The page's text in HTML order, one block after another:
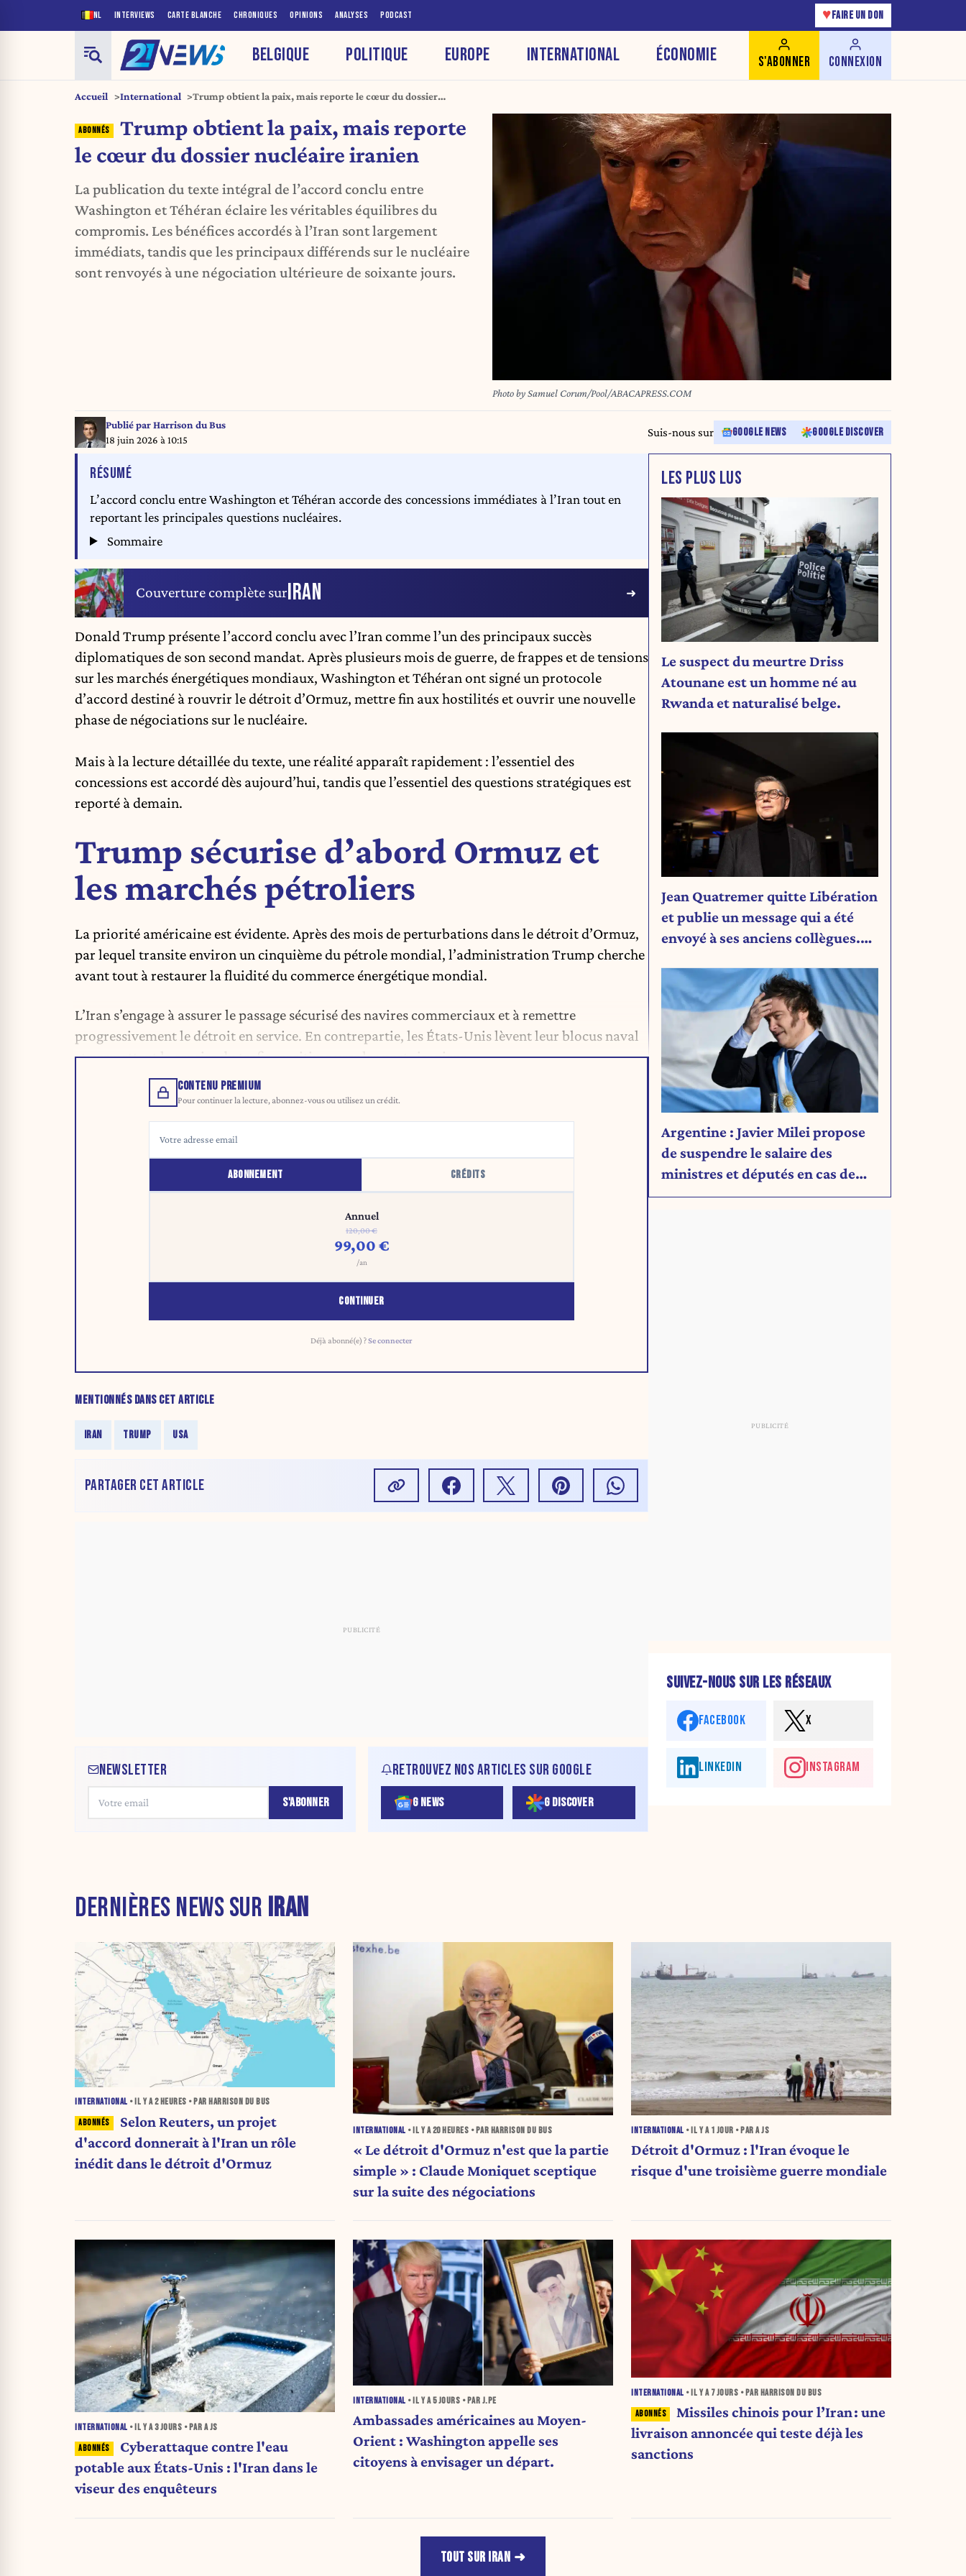
NL INTERVIEWS CARTE BLANCHE CHRONIQUES OPINIONS ANALYSES PODCAST ♥ FAIRE UN DON
BELGIQUE POLITIQUE EUROPE INTERNATIONAL ÉCONOMIE S'ABONNER CONNEXION
Accueil International
Trump obtient la paix, mais reporte le cœur du dossier
Trump obtient la paix, mais reporte
le cœur du dossier nucléaire iranien
La publication du texte intégral de l’accord conclu entre
Washington et Téhéran éclaire les véritables équilibres du
compromis. Les bénéfices accordés à l’Iran sont largement
immédiats, tandis que les principaux différends sur le nucléaire
sont renvoyés à une négociation ultérieure de soixante jours.
Photo by Samuel Corum/Pool/ABACAPRESS.COM
Publié parHarrison du Bus
18 juin 2026 à 10:15
Suis-nous sur GOOGLE NEWS GOOGLE DISCOVER
RÉSUMÉDE L'ARTICLE
L’accord conclu entre Washington et Téhéran accorde des concessions immédiates à l’Iran tout en
reportant les principales questions nucléaires.
Sommaire
Couverture complète surIRAN
Donald Trump présentel’accord conclu avec l’Iran comme l’un des principaux succès
diplomatiques de son second mandat. Après plusieurs mois de guerre, de frappes et de tensions
sur les marchés énergétiques mondiaux, Washington et Téhéran ont signé un protocole
d’accord destiné à rouvrir ledétroit d’Ormuz, mettre fin aux hostilités et ouvrir une nouvelle
phase de négociations sur le nucléaire.
Mais à la lecture détaillée du texte, une réalité apparaît rapidement : l’essentiel des
concessions est accordé dès aujourd’hui, tandis que l’essentiel des questions stratégiques est
reporté à demain.
Trump sécurise d’abord Ormuz et
les marchés pétroliers
La priorité américaine est évidente. Après des mois de perturbations dans le détroit d’Ormuz,
par lequel transite environ un cinquième du pétrole mondial, l’administration Trump cherche
avant tout à restaurer la fluidité du commerce énergétique mondial.
L’Iran s’engage à assurer le passage sécurisé des navires commerciaux et à remettre
progressivement le détroit en service. En contrepartie, les États-Unis lèvent leur blocus naval
et permettent la reprise du trafic maritime vers les ports iraniens.
CONTENU PREMIUM
Pour continuer la lecture, abonnez-vous ou utilisez un crédit.
ABONNEMENT CRÉDITS
Annuel
120,00 €
99,00 €
/an
CONTINUER
Déjà abonné(e) ?Se connecter
MENTIONNÉS DANS CET ARTICLE
IRAN TRUMP USA
PARTAGER CET ARTICLE
NEWSLETTER
S'ABONNER
RETROUVEZ NOS ARTICLES SUR GOOGLE
G NEWS G DISCOVER
LES PLUS LUS
Le suspect du meurtre Driss
Atounane est un homme né au
Rwanda et naturalisé belge.
Jean Quatremer quitte Libération
et publie un message qui a été
envoyé à ses anciens collègues.
Argentine : Javier Milei propose
de suspendre le salaire des
ministres et députés en cas de
déficit budgétaire
SUIVEZ-NOUS SUR LES RÉSEAUX
FACEBOOK X
LINKEDIN INSTAGRAM
DERNIÈRES NEWS SUR IRAN
INTERNATIONAL • IL Y A2 HEURES • PAR HARRISON DU BUS
Selon Reuters, un projet
d'accord donnerait à l'Iran un rôle
inédit dans le détroit d'Ormuz
INTERNATIONAL • IL Y A20 HEURES • PAR HARRISON DU BUS
« Le détroit d'Ormuz n'est que la partie
simple » : Claude Moniquet sceptique
sur la suite des négociations
INTERNATIONAL • IL Y A 1 JOUR • PAR A JS
Détroit d'Ormuz : l'Iran évoque le
risque d'une troisième guerre mondiale
INTERNATIONAL • IL Y A3 JOURS • PAR A JS
Cyberattaque contre l'eau
potable aux États-Unis : l'Iran dans le
viseur des enquêteurs
INTERNATIONAL • IL Y A5 JOURS • PAR J.PE
Ambassades américaines au Moyen-
Orient : Washington appelle ses
citoyens à envisager un départ.
INTERNATIONAL • IL Y A 7 JOURS • PAR HARRISON DU BUS
Missiles chinois pour l’Iran : une
livraison annoncée qui teste déjà les
sanctions
TOUT SUR IRAN